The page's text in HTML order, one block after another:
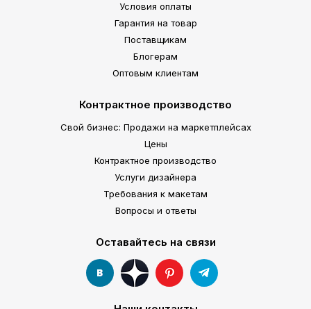
Условия оплаты
Гарантия на товар
Поставщикам
Блогерам
Оптовым клиентам
Контрактное производство
Свой бизнес: Продажи на маркетплейсах
Цены
Контрактное производство
Услуги дизайнера
Требования к макетам
Вопросы и ответы
Оставайтесь на связи